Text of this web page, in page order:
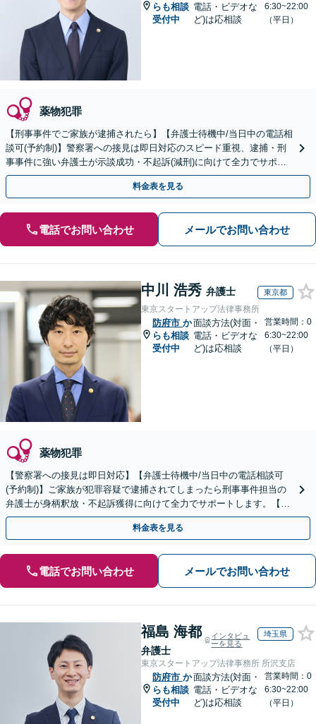
らも相談
受付中
電話・ビデオな
ど)は応相談
6:30~22:00
（平日）
薬物犯罪
【刑事事件でご家族が逮捕されたら】【弁護士待機中/当日中の電話相
談可(予約制)】警察署への接見は即日対応のスピード重視、逮捕・刑
事事件に強い弁護士が示談成功・不起訴(減刑)に向けて全力でサポー
トします。【加害者側の相談専門】
料金表を見る
電話でお問い合わせ メールでお問い合わせ
中川 浩秀 弁護士 東京都
東京スタートアップ法律事務所
防府市 か
らも相談
受付中
面談方法(対面・
電話・ビデオな
ど)は応相談
営業時間：0
6:30~22:00
（平日）
薬物犯罪
【警察署への接見は即日対応】【弁護士待機中/当日中の電話相談可
(予約制)】ご家族が犯罪容疑で逮捕されてしまったら刑事事件担当の
弁護士が身柄釈放・不起訴獲得に向けて全力でサポートします。【毎
月100名以上の相談実績】【全国対応】
料金表を見る
電話でお問い合わせ メールでお問い合わせ
福島 海都
弁護士
インタビュ
ーを見る
埼玉県
東京スタートアップ法律事務所 所沢支店
防府市 か
らも相談
受付中
面談方法(対面・
電話・ビデオな
ど)は応相談
営業時間：0
6:30~22:00
（平日）